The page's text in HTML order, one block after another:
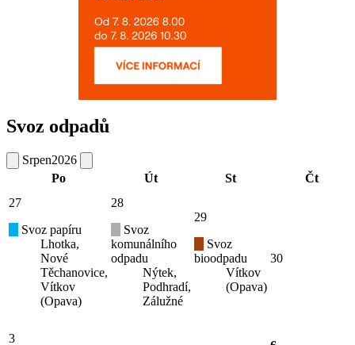
Svoz odpadů
Srpen2026
Po
Út St
Čt
27
Svoz papíru
Lhotka,
Nové
Těchanovice,
Vítkov
(Opava)
28
Svoz
komunálního
odpadu
Nýtek,
Podhradí,
Zálužné
29
Svoz
bioodpadu
Vítkov
(Opava)
30
3